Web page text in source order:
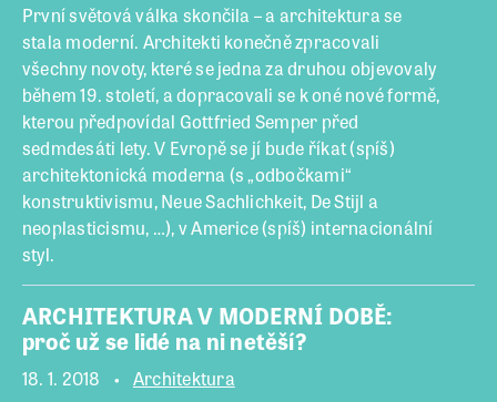
První světová válka skončila – a architektura se
stala moderní. Architekti konečně zpracovali
všechny novoty, které se jedna za druhou objevovaly
během 19. století, a dopracovali se k oné nové formě,
kterou předpovídal Gottfried Semper před
sedmdesáti lety. V Evropě se jí bude říkat (spíš)
architektonická moderna (s „odbočkami“
konstruktivismu, Neue Sachlichkeit, De Stijl a
neoplasticismu, …), v Americe (spíš) internacionální
styl.
ARCHITEKTURA V MODERNÍ DOBĚ:
proč už se lidé na ni netěší?
18. 1. 2018
Architektura